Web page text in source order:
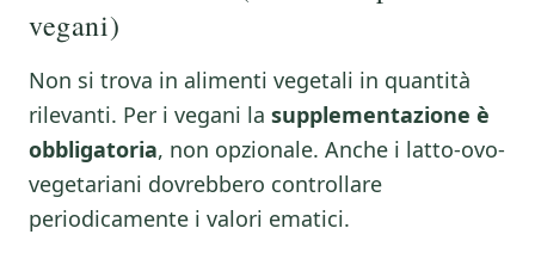
vegani)
Non si trova in alimenti vegetali in quantità
rilevanti. Per i vegani la supplementazione è
obbligatoria, non opzionale. Anche i latto-ovo-
vegetariani dovrebbero controllare
periodicamente i valori ematici.